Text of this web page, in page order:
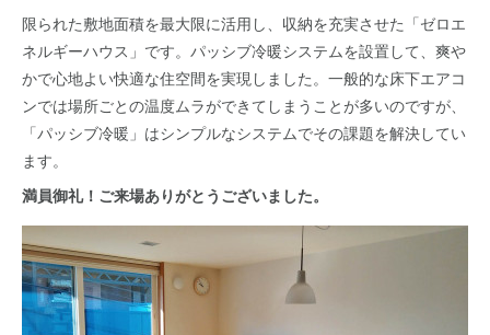
限られた敷地面積を最大限に活用し、収納を充実させた「ゼロエ
ネルギーハウス」です。パッシブ冷暖システムを設置して、爽や
かで心地よい快適な住空間を実現しました。一般的な床下エアコ
ンでは場所ごとの温度ムラができてしまうことが多いのですが、
「パッシブ冷暖」はシンプルなシステムでその課題を解決してい
ます。
満員御礼！ご来場ありがとうございました。